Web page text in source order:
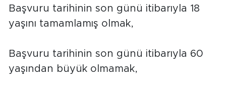
Başvuru tarihinin son günü itibarıyla 18
yaşını tamamlamış olmak,
Başvuru tarihinin son günü itibarıyla 60
yaşından büyük olmamak,